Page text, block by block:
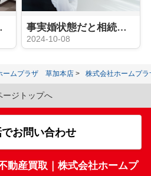
紹介 事実婚状態だと相続はどうなる？財産を遺す方法をご紹介
2024-10-08
ームプラザ 草加本店 株式会社ホームプ
ージトップへ
お問い合わせ
動産買取｜株式会社ホームプ